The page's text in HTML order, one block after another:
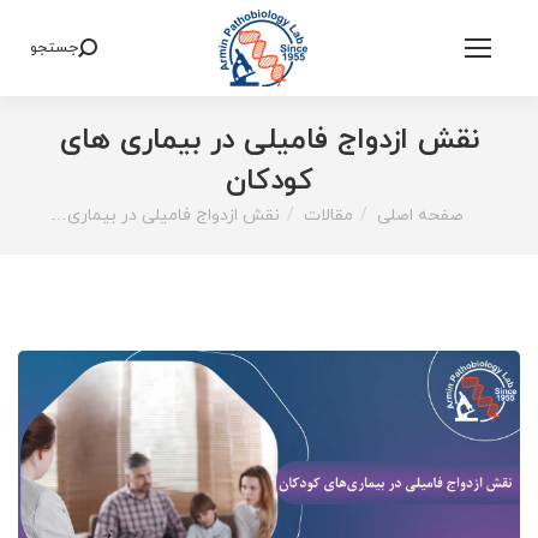
Search:
جستجو
نقش ازدواج فامیلی در بیماری های
کودکان
You are here:
صفحه اصلی مقالات نقش ازدواج فامیلی در بیماری…